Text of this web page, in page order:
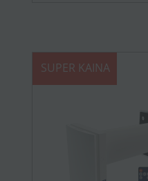
SUPER KAINA